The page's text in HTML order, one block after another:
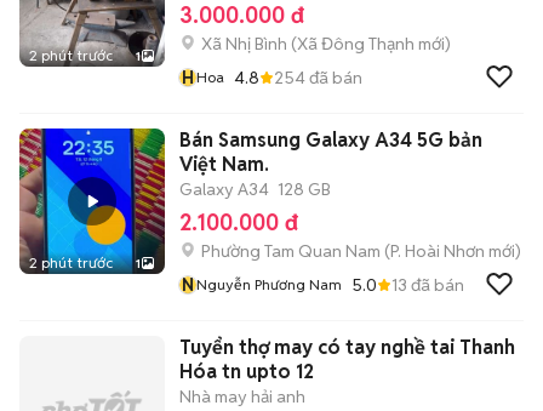
2 phút trước 1
3.000.000 đ
Xã Nhị Bình (Xã Đông Thạnh mới)
HHoa 4.8 254đã bán
2 phút trước 1
Bán Samsung Galaxy A34 5G bản
Việt Nam.
Galaxy A34 128 GB
2.100.000 đ
Phường Tam Quan Nam (P. Hoài Nhơn mới)
NNguyễn Phương Nam 5.0 13 đã bán
Tuyển thợ may có tay nghề tai Thanh
Hóa tn upto 12
Nhà may hải anh